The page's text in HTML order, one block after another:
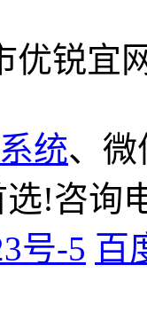
优锐宜
统、
!咨询
号-5 百